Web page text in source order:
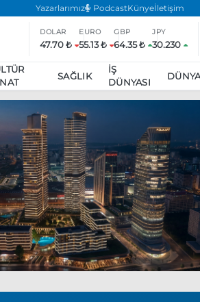
Yazarlarımız PodcastKünyeİletişim
DOLAR
47.70 ₺
EURO
55.13 ₺
GBP
64.35 ₺
JPY
30.230
SAĞLIK
İŞ
DÜNYASI
Özgür Özel, Ekrem İmamoğlu’nu
aldı
Boykot